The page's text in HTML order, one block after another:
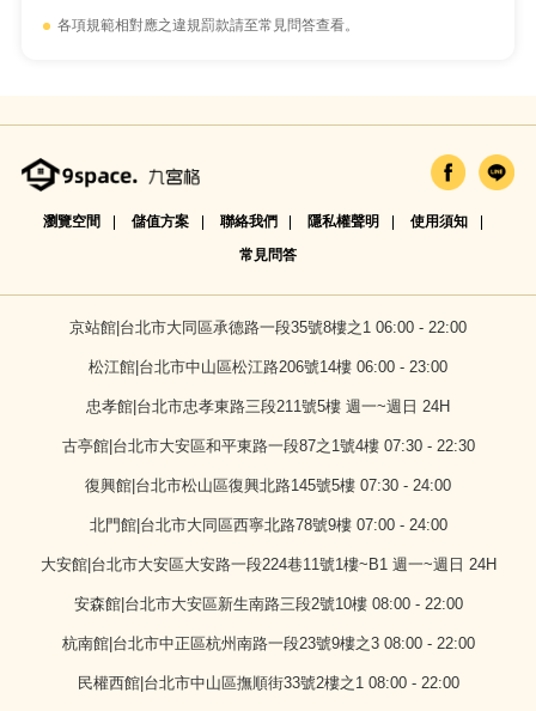
各項規範相對應之違規罰款請至常見問答查看。
瀏覽空間 儲值方案 聯絡我們 隱私權聲明
使用須知
常見問答
京站館|台北市大同區承德路一段35號8樓之1 06:00 - 22:00
松江館|台北市中山區松江路206號14樓 06:00 - 23:00
忠孝館|台北市忠孝東路三段211號5樓 週一~週日 24H
古亭館|台北市大安區和平東路一段87之1號4樓 07:30 - 22:30
復興館|台北市松山區復興北路145號5樓 07:30 - 24:00
北門館|台北市大同區西寧北路78號9樓 07:00 - 24:00
大安館|台北市大安區大安路一段224巷11號1樓~B1 週一~週日 24H
安森館|台北市大安區新生南路三段2號10樓 08:00 - 22:00
杭南館|台北市中正區杭州南路一段23號9樓之3 08:00 - 22:00
民權西館|台北市中山區撫順街33號2樓之1 08:00 - 22:00